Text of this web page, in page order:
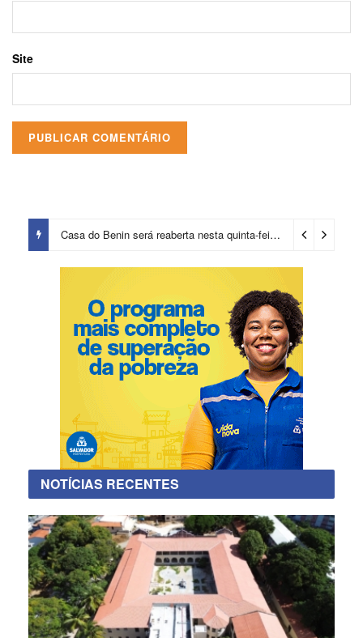
Site
Casa do Benin será reaberta nesta quinta-feira (6) 11 horas ago
NOTÍCIAS RECENTES